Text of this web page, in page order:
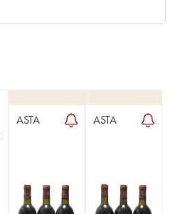
ASTA ASTA